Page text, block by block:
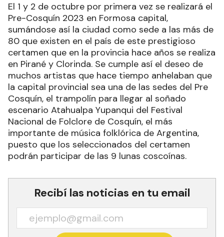
El 1 y 2 de octubre por primera vez se realizará el
Pre-Cosquín 2023 en Formosa capital,
sumándose así la ciudad como sede a las más de
80 que existen en el país de este prestigioso
certamen que en la provincia hace años se realiza
en Pirané y Clorinda. Se cumple así el deseo de
muchos artistas que hace tiempo anhelaban que
la capital provincial sea una de las sedes del Pre
Cosquín, el trampolín para llegar al soñado
escenario Atahualpa Yupanqui del Festival
Nacional de Folclore de Cosquín, el más
importante de música folklórica de Argentina,
puesto que los seleccionados del certamen
podrán participar de las 9 lunas coscoínas.
Recibí las noticias en tu email